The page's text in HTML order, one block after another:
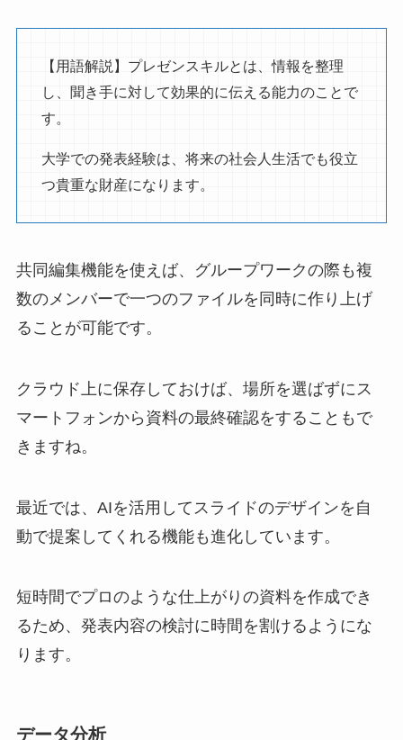
【用語解説】プレゼンスキルとは、情報を整理
し、聞き手に対して効果的に伝える能力のことで
す。
大学での発表経験は、将来の社会人生活でも役立
つ貴重な財産になります。
共同編集機能を使えば、グループワークの際も複
数のメンバーで一つのファイルを同時に作り上げ
ることが可能です。
クラウド上に保存しておけば、場所を選ばずにス
マートフォンから資料の最終確認をすることもで
きますね。
最近では、AIを活用してスライドのデザインを自
動で提案してくれる機能も進化しています。
短時間でプロのような仕上がりの資料を作成でき
るため、発表内容の検討に時間を割けるようにな
ります。
データ分析